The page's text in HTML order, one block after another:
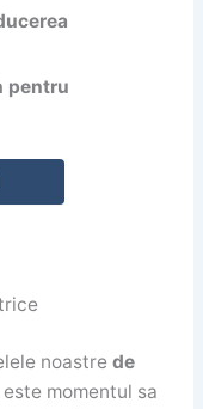
pentru
noastre de
este momentul sa